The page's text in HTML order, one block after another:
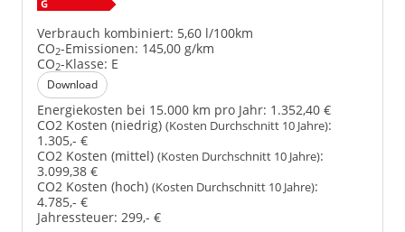
Verbrauch kombiniert: 5,60 l/100km
CO2-Emissionen: 145,00 g/km
CO2-Klasse: E
Download
Energiekosten bei 15.000 km pro Jahr: 1.352,40 €
CO2 Kosten (niedrig) (Kosten Durchschnitt 10 Jahre):
1.305,- €
CO2 Kosten (mittel) (Kosten Durchschnitt 10 Jahre):
3.099,38 €
CO2 Kosten (hoch) (Kosten Durchschnitt 10 Jahre):
4.785,- €
Jahressteuer: 299,- €